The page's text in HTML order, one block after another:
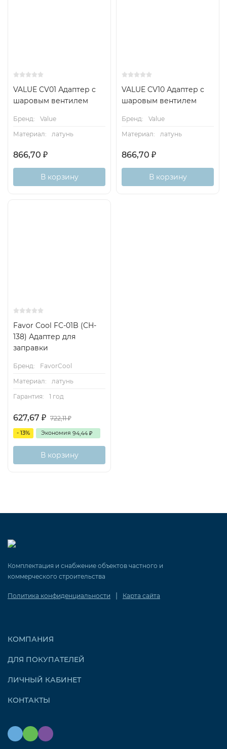
VALUE CV01 Адаптер с
шаровым вентилем
Бренд:
Value
Материал:
латунь
866,70 ₽
В корзину
VALUE CV10 Адаптер с
шаровым вентилем
Бренд:
Value
Материал:
латунь
866,70 ₽
В корзину
Favor Cool FC-01B (CH-
138) Адаптер для
заправки
Бренд:
FavorCool
Материал:
латунь
Гарантия:
1 год
627,67 ₽ 722,11₽
- 13% Экономия 94,44 ₽
В корзину
Комплектация и снабжение объектов частного и
коммерческого строительства
Политика конфиденциальности | Карта сайта
КОМПАНИЯ
ДЛЯ ПОКУПАТЕЛЕЙ
ЛИЧНЫЙ КАБИНЕТ
КОНТАКТЫ